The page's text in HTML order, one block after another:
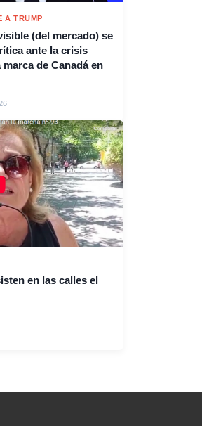
A TRUMP
(del mercado) se
ante la crisis
de Canadá en
en las calles el